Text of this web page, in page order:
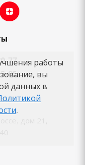
77
05
дом 21,
работы
вы
данных в
.